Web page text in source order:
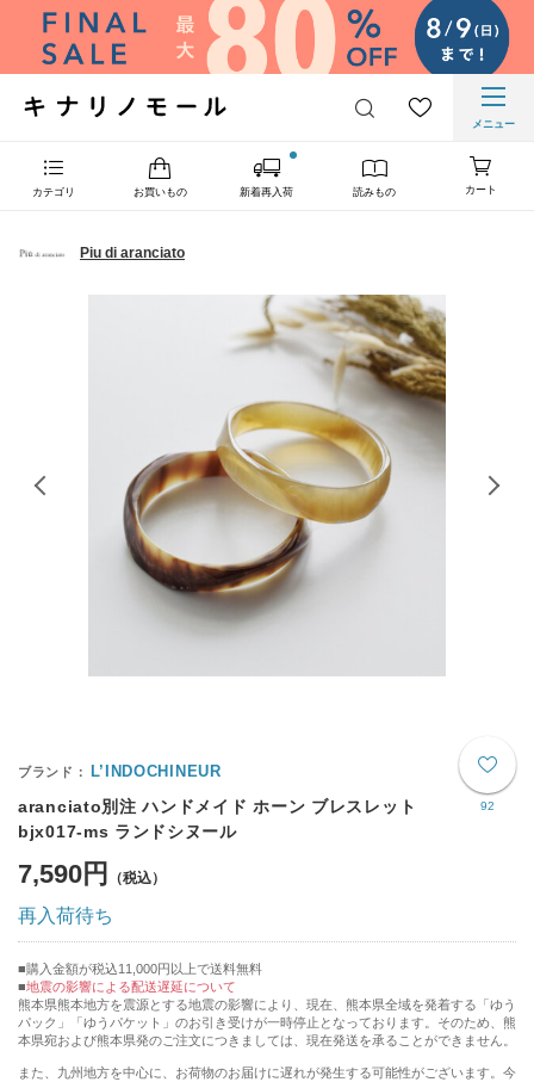
メニュー
カテゴリ お買いもの 新着再入荷 読みもの カート
Piu di aranciato
92
L’INDOCHINEUR
aranciato別注 ハンドメイド ホーン ブレスレット
bjx017-ms ランドシヌール
7,590円
再入荷待ち
購入金額が税込11,000円以上で送料無料
地震の影響による配送遅延について
熊本県熊本地方を震源とする地震の影響により、現在、熊本県全域を発着する「ゆう
パック」「ゆうパケット」のお引き受けが一時停止となっております。そのため、熊
本県宛および熊本県発のご注文につきましては、現在発送を承ることができません。
また、九州地方を中心に、お荷物のお届けに遅れが発生する可能性がございます。今